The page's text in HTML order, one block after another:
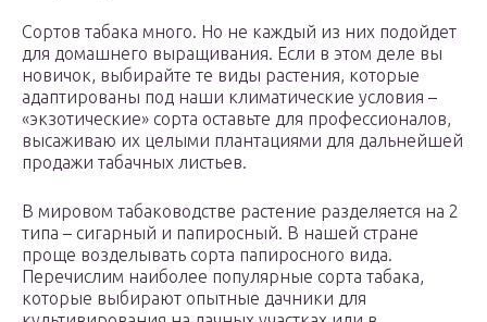
Сортов табака много. Но не каждый из них подойдет
для домашнего выращивания. Если в этом деле вы
новичок, выбирайте те виды растения, которые
адаптированы под наши климатические условия –
«экзотические» сорта оставьте для профессионалов,
высаживаю их целыми плантациями для дальнейшей
продажи табачных листьев.
В мировом табаководстве растение разделяется на 2
типа – сигарный и папиросный. В нашей стране
проще возделывать сорта папиросного вида.
Перечислим наиболее популярные сорта табака,
которые выбирают опытные дачники для